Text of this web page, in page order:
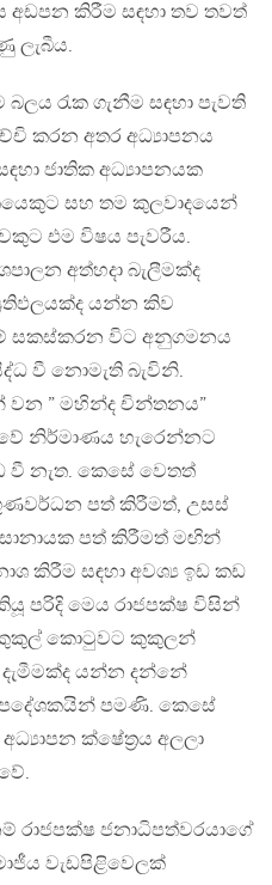
කිරීම සඳහා තව තවත්
ලැබීය.
රැක ගැනීම සඳහා පැවති
කරන අතර අධ්‍යාපනය
ජාතික අධ්‍යාපනයක
සහ තම කුලවාදයෙන්
එම විෂය පැවරීය.
අත්හදා බැලීමක්ද
යන්න කිව
සකස්කරන විට අනුගමනය
වී නොමැති බැවිනි.
වන ” මහින්ද චින්තනය”
නිර්මාණය හැරෙන්නට
වී නැත. කෙසේ වෙතත්
පත් කිරීමත්, උසස්
පත් කිරීමත් මඟින්
කිරීම සඳහා අවශ්‍ය ඉඩ කඩ
පරිදි මෙය රාජපක්ෂ විසින්
කුකුල් කොටුවට කුකුලන්
යන්න දන්නේ
පමණි. කෙසේ
ක්ෂේත්‍රය අලලා
රාජපක්ෂ ජනාධිපත්වරයාගේ
වැඩපිළිවෙලක්